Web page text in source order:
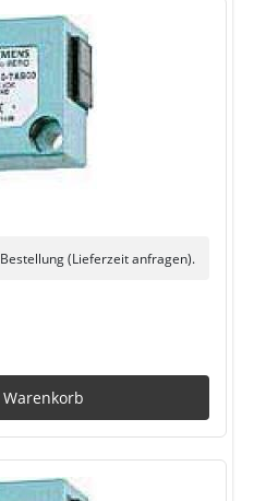
(Lieferzeit anfragen).